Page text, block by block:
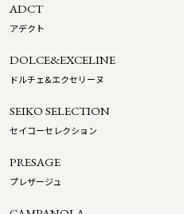
ADCT
アデクト
DOLCE&EXCELINE
ドルチェ&エクセリーヌ
SEIKO SELECTION
セイコーセレクション
PRESAGE
プレザージュ